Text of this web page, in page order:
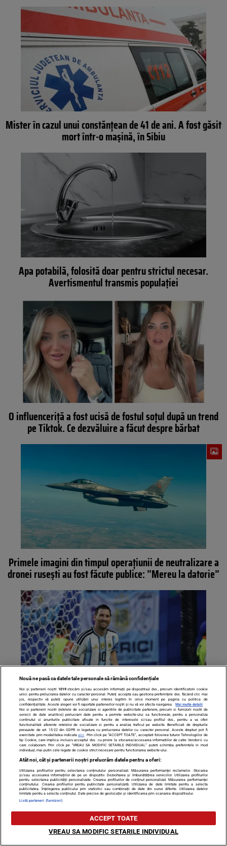
Mister în cazul unui constănțean de 41 de ani. A fost găsit
mort într-o mașină, în Sibiu
Apa potabilă, folosită doar pentru strictul necesar.
Avertismentul transmis populației
O influenceriță a fost ucisă de fostul soțul după un trend
pe Tiktok. Ce dezvăluire a făcut despre bărbat
Primele imagini din timpul operațiunii de neutralizare a
dronei rusești au fost făcute publice: ”Mereu la datorie”
Lionel Messi a oferit cadouri coechipierilor după finala
Cupei Mondiale. Ce a ales pentru ei
Nouă ne pasă ca datele tale personale să rămână confidențiale
Noi și partenerii noștri 1019stocăm și/sau accesăm informații pe dispozitivul dvs., precum identificatorii cookie
unici pentru prelucrarea datelor cu caracter personal. Puteți accepta sau gestiona preferințele dvs. făcând clic mai
jos, respectiv vă puteți opune utilizării unui interes legitim în orice moment pe pagina cu politica de
confidențialitate. Aceste alegeri vor fi raportate partenerilor noștri și nu vă vor afecta navigarea.
Mai multe detalii
Noi si partenerii nostri (retelele de socializare si agentiile de publicitate partenere, precum si furnizorii nostri de
servicii de date analitice) prelucram date pentru a permite website-ului sa functioneze, pentru a personaliza
continutul si anunturile publicitare afisate in functie de interesele si/sau profilul dvs., pentru a va oferi
functionalitati aferente retelelor de socializare si pentru a analiza traficul pe website. Beneficiati de drepturile
prevazute de art. 15-22 din GDPR in legatura cu prelucrarea datelor cu caracter personal. Aceste drepturi pot fi
exercitate prin modalitatea indicataaici . Prin click pe “ACCEPT TOATE”, acceptati folosirea tuturor Tehnologiilor de
tip Cookie, care implica inclusiv acceptul dvs. cu privire la stocarea/accesarea informatiilor de catre Vendor-ii cu
care colaboram. Prin click pe “VREAU SA MODIFIC SETARILE INDIVIDUAL” puteti schimba preferintele in mod
individual, mai putin cele legate de cookie strict necesare pentru functionarea website-ului.
Atât noi, cât și partenerii noștri prelucrăm datele pentru a oferi:
Utilizarea profilurilor pentru selectarea conținutului personalizat. Măsurarea performanței reclamelor. Stocarea
și/sau accesarea informațiilor de pe un dispozitiv. Dezvoltarea și îmbunătățirea serviciilor. Utilizarea profilurilor
pentru selectarea publicității personalizate. Crearea profilurilor de conținut personalizat. Măsurarea performanței
conținutului. Crearea profilurilor pentru publicitate personalizată. Utilizarea de date limitate pentru a selecta
publicitatea. Înțelegerea publicului prin statistici sau combinații de date din surse diferite. Utilizarea datelor
limitate pentru a selecta conținutul. Date precise de geolocație și identificarea prin scanarea dispozitivului.
Listă parteneri (furnizori)
ACCEPT TOATE
VREAU SA MODIFIC SETARILE INDIVIDUAL